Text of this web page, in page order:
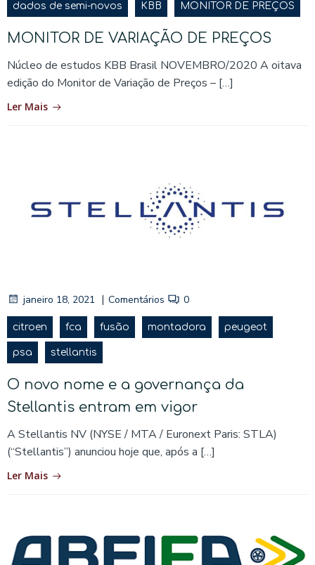
dados de semi-novos KBB MONITOR DE PREÇOS
MONITOR DE VARIAÇÃO DE PREÇOS
Núcleo de estudos KBB Brasil NOVEMBRO/2020 A oitava
edição do Monitor de Variação de Preços – […]
Ler Mais
janeiro 18, 2021 | Comentários 0
citroen fca fusão montadora peugeot
psa stellantis
O novo nome e a governança da
Stellantis entram em vigor
A Stellantis NV (NYSE / MTA / Euronext Paris: STLA)
(“Stellantis”) anunciou hoje que, após a […]
Ler Mais